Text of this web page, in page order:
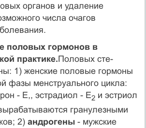
органов и удаление
числа очагов
половых гормонов в
практике.Половых сте­
1) женские половые гормоны
фазы менструального цикла:
- Е,, эстрадиол - Е2и эстриол
гранулезными
2) андрогены- мужские